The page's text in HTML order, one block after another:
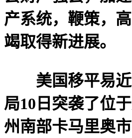
产系统，鞭策，
竭取得新进展。
美国移平易近
局10日突袭了位
州南部卡马里奥